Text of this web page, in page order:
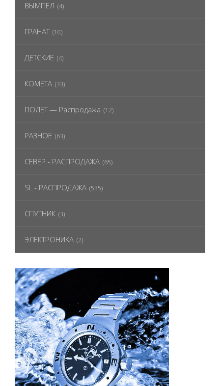
ВЫМПЕЛ (4)
ГРАНАТ (10)
ДЕТСКИЕ (4)
КОМЕТА (33)
ПОЛЕТ — Распродажа (12)
РАЗНОЕ (63)
СЕВЕР - РАСПРОДАЖА (65)
SL - РАСПРОДАЖА (535)
СПУТНИК (3)
ЭЛЕКТРОНИКА (2)